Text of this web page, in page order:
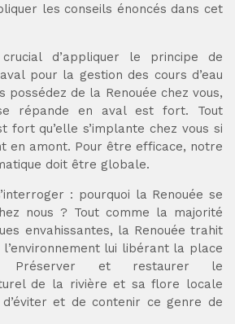
les conseils énoncés dans cet
d’appliquer le principe de
pour la gestion des cours d’eau
possédez de la Renouée chez vous,
répande en aval est fort. Tout
fort qu’elle s’implante chez vous si
en amont. Pour être efficace, notre
doit être globale.
: pourquoi la Renouée se
nous ? Tout comme la majorité
envahissantes, la Renouée trahit
lui libérant la place
Préserver et restaurer le
de la rivière et sa flore locale
et de contenir ce genre de